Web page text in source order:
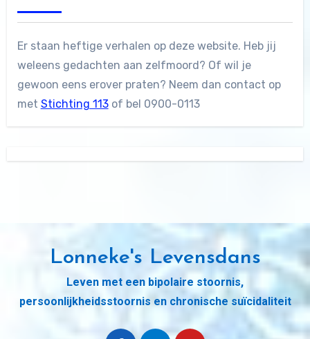
Er staan heftige verhalen op deze website. Heb jij
weleens gedachten aan zelfmoord? Of wil je
gewoon eens erover praten? Neem dan contact op
met Stichting 113of bel 0900-0113
Lonneke's Levensdans
Leven met een bipolaire stoornis,
persoonlijkheidsstoornis en chronische suïcidaliteit